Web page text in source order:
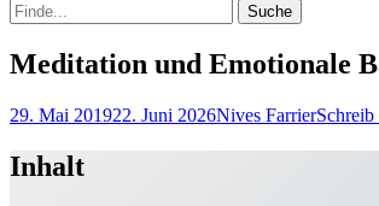
bei
der
Suche
Suche
nach:
Meditation und Emotionale
Posted
29. Mai 201922. Juni 2026Autor
Nives FarrierSchreib
Inhalt